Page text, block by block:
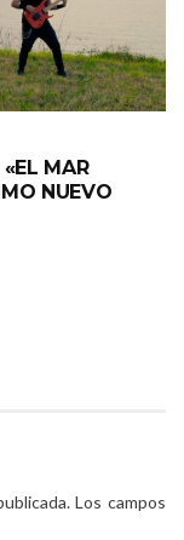
MAR
NUEVO
Los campos